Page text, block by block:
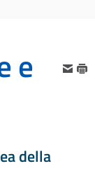
e
della